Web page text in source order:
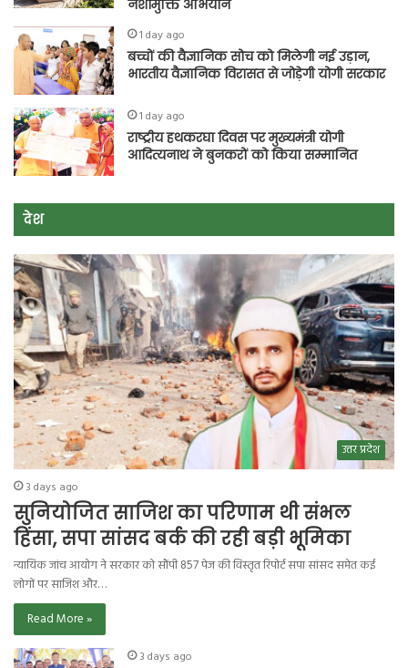
नशामुक्ति अभियान
1 day ago
बच्चों की वैज्ञानिक सोच को मिलेगी नई उड़ान,
भारतीय वैज्ञानिक विरासत से जोड़ेगी योगी सरकार
1 day ago
राष्ट्रीय हथकरघा दिवस पर मुख्यमंत्री योगी
आदित्यनाथ ने बुनकरों को किया सम्मानित
देश
उत्तर प्रदेश
3 days ago
सुनियोजित साजिश का परिणाम थी संभल
हिंसा, सपा सांसद बर्क की रही बड़ी भूमिका
न्यायिक जांच आयोग ने सरकार को सौंपी 857 पेज की विस्तृत रिपोर्ट सपा सांसद समेत कई
लोगों पर साजिश और…
Read More »
3 days ago